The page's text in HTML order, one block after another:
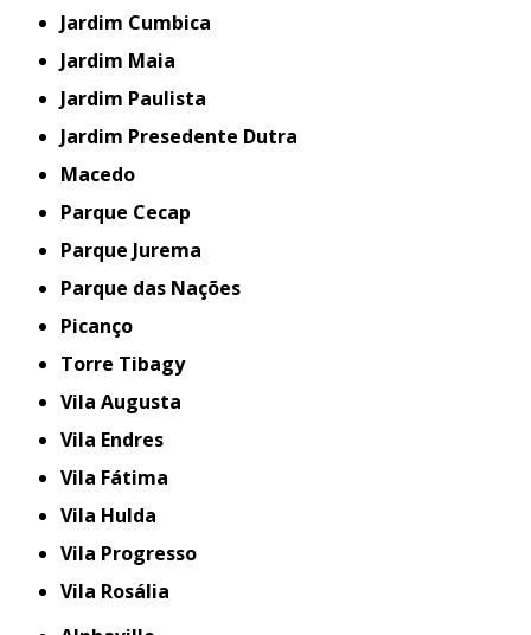
Jardim Cumbica
Jardim Maia
Jardim Paulista
Jardim Presedente Dutra
Macedo
Parque Cecap
Parque Jurema
Parque das Nações
Picanço
Torre Tibagy
Vila Augusta
Vila Endres
Vila Fátima
Vila Hulda
Vila Progresso
Vila Rosália